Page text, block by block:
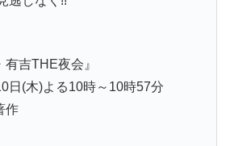
吉THE夜会』
日(木)よる10時～10時57分
作